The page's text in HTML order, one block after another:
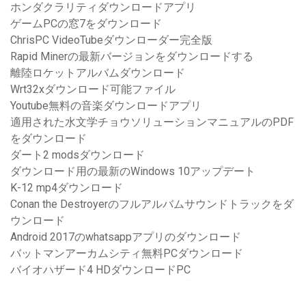
ホンダクラリティダウンロードアプリ
ゲームPCの窓7をダウンロード
ChrisPC VideoTubeダウンローダー完全版
Rapid Minerの最新バージョンをダウンロードする
離陸ロケットアルバムダウンロード
Wrt32xダウンロード可能ファイル
Youtube無料の音楽ダウンロードアプリ
適用された水文学チョウソリューションマニュアルのPDF
をダウンロード
ダート2 modsダウンロード
ダウンロード用の最新のWindows 10アップデート
K-12 mp4ダウンロード
Conan the Destroyerのフルアルバムサウンドトラックをダ
ウンロード
Android 2017のwhatsappアプリのダウンロード
バットマンアーカムシティ無料PCダウンロード
バイオハザード4 HDダウンロードPC